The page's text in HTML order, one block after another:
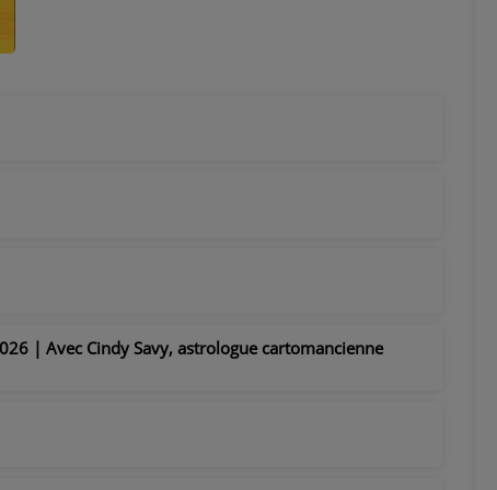
| Avec Cindy Savy, astrologue cartomancienne